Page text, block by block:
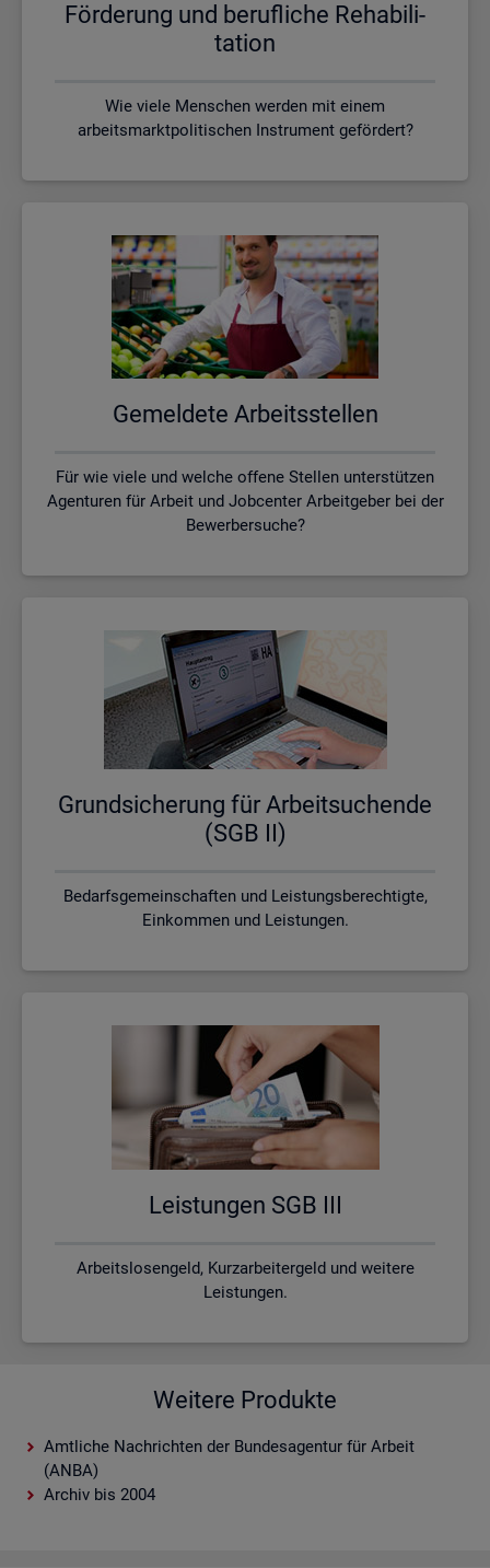
För­de­rung und be­ruf­li­che Re­ha­bi­li­
ta­ti­on
Wie viele Menschen werden mit einem
arbeitsmarktpolitischen Instrument gefördert?
Ge­mel­de­te Ar­beits­stel­len
Für wie viele und welche offene Stellen unterstützen
Agenturen für Arbeit und Jobcenter Arbeitgeber bei der
Bewerbersuche?
Grund­si­che­rung für Ar­beit­su­chen­de
(SGB II)
Bedarfsgemeinschaften und Leistungsberechtigte,
Einkommen und Leistungen.
Leis­tun­gen SGB III
Arbeitslosengeld, Kurzarbeitergeld und weitere
Leistungen.
Weitere Produkte
Amtliche Nachrichten der Bundesagentur für Arbeit
(ANBA)
Archiv bis 2004